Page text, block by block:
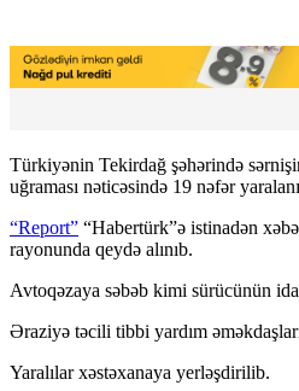
Türkiyənin Tekirdağ şəhərində
uğraması nəticəsində 19 nəfər
“Report” “Habertürk”ə istinadən
rayonunda qeydə alınıb.
Avtoqəzaya səbəb kimi sürücünün
Əraziyə təcili tibbi yardım
Yaralılar xəstəxanaya yerləşdirilib.